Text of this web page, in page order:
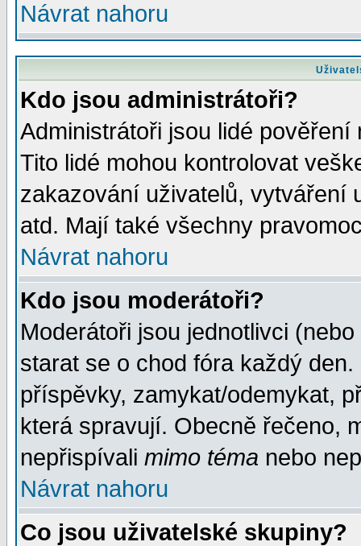
Návrat nahoru
Kdo jsou administrátoři?
Administrátoři jsou lidé
Tito lidé mohou kontrolovat
zakazování uživatelů, vytváření
atd. Mají také všechny
Návrat nahoru
Kdo jsou moderátoři?
Moderátoři jsou jednotlivci
starat se o chod fóra každý
příspěvky, zamykat/odemykat,
která spravují. Obecně řečeno,
nepřispívali mimo téma nebo
Návrat nahoru
Co jsou uživatelské skupiny?